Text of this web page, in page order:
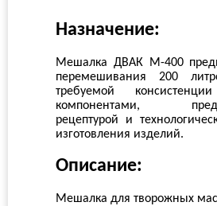
Назначение:
Мешалка ДВАК М-400
перемешивания 200
требуемой
компонентами,
рецептурой и
изготовления изделий.
Описание:
Мешалка для творожных